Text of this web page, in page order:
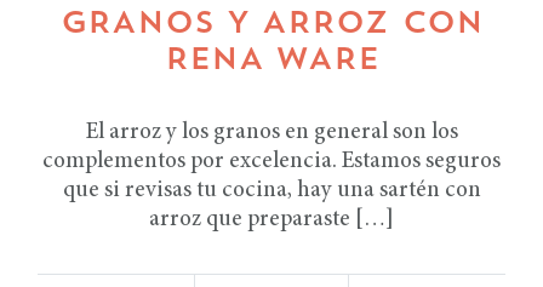
GRANOS Y ARROZ CON
RENA WARE
El arroz y los granos en general son los
complementos por excelencia. Estamos seguros
que si revisas tu cocina, hay una sartén con
arroz que preparaste […]